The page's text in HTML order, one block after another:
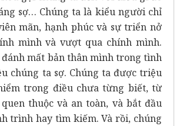
sợ… Chúng ta là kiểu người chỉ
mãn, hạnh phúc và sự triển nở
mình và vượt qua chính mình.
đánh mất bản thân mình trong tình
chúng ta sợ. Chúng ta được triệu
trong điều chưa từng biết, từ
thuộc và an toàn, và bắt đầu
trình hay tìm kiếm. Và rồi, chúng